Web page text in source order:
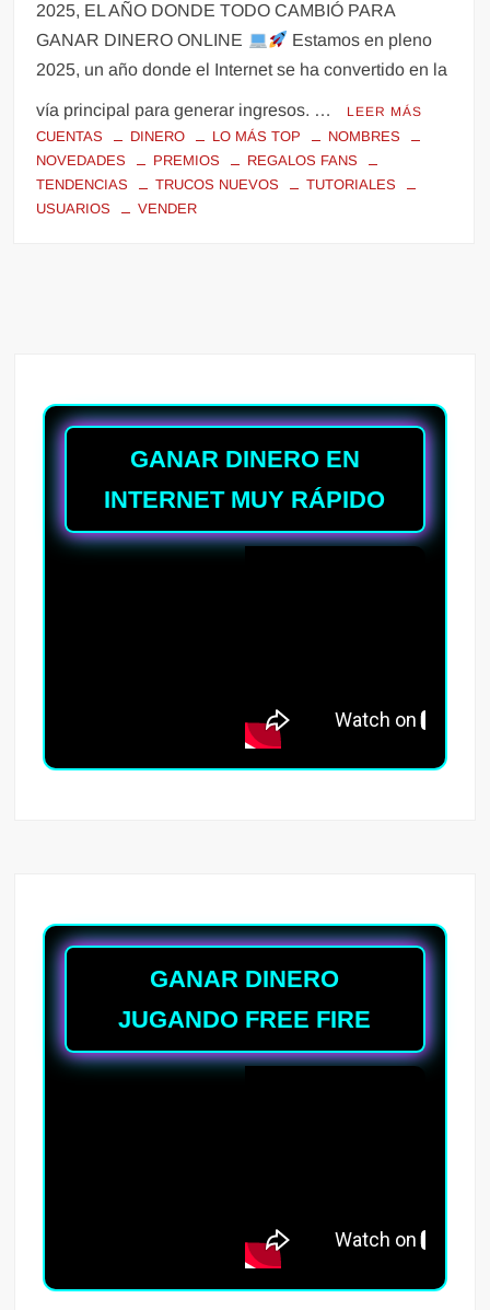
2025, EL AÑO DONDE TODO CAMBIÓ PARA
GANAR DINERO ONLINE
Estamos en pleno
2025, un año donde el Internet se ha convertido en la
vía principal para generar ingresos. … LEER MÁS
CUENTAS DINERO LO MÁS TOP
NOMBRES
NOVEDADES
PREMIOS
REGALOS FANS
TENDENCIAS
TRUCOS NUEVOS
TUTORIALES
USUARIOS
VENDER
GANAR DINERO EN
INTERNET MUY RÁPIDO
GANAR DINERO
JUGANDO FREE FIRE